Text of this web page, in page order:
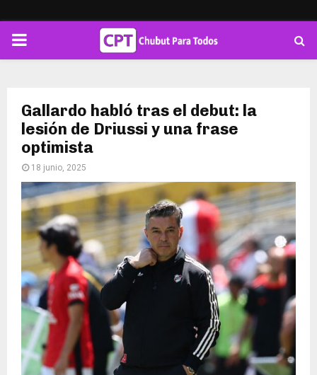
PRIMARY
Gallardo habló tras el debut: la
lesión de Driussi y una frase
optimista
18 junio, 2025